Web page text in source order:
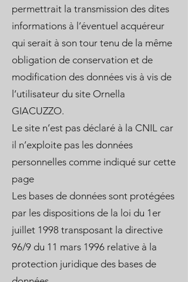
permettrait la transmission des dites
informations à l’éventuel acquéreur
qui serait à son tour tenu de la même
obligation de conservation et de
modification des données vis à vis de
l’utilisateur du site Ornella
GIACUZZO.
Le site n’est pas déclaré à la CNIL car
il n’exploite pas les données
personnelles comme indiqué sur cette
page
Les bases de données sont protégées
par les dispositions de la loi du 1er
juillet 1998 transposant la directive
96/9 du 11 mars 1996 relative à la
protection juridique des bases de